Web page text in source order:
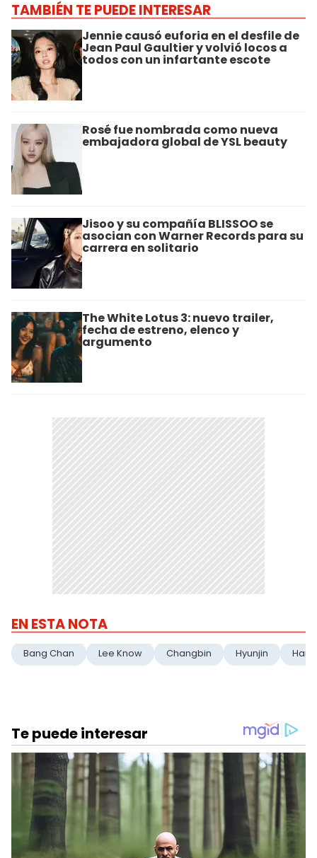
TAMBIÉN TE PUEDE INTERESAR
Jennie causó euforia en el desfile de
Jean Paul Gaultier y volvió locos a
todos con un infartante escote
Rosé fue nombrada como nueva
embajadora global de YSL beauty
Jisoo y su compañía BLISSOO se
asocian con Warner Records para su
carrera en solitario
The White Lotus 3: nuevo trailer,
fecha de estreno, elenco y
argumento
EN ESTA NOTA
Bang Chan Lee Know Changbin Hyunjin Han